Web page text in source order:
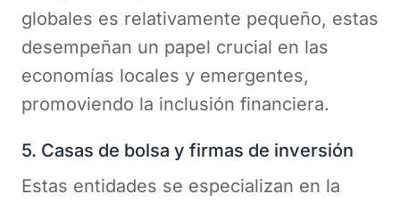
globales es relativamente pequeño, estas
desempeñan un papel crucial en las
economías locales y emergentes,
promoviendo la inclusión financiera.
5. Casas de bolsa y firmas de inversión
Estas entidades se especializan en la